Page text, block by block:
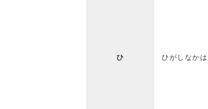
ひ ひがしなかは